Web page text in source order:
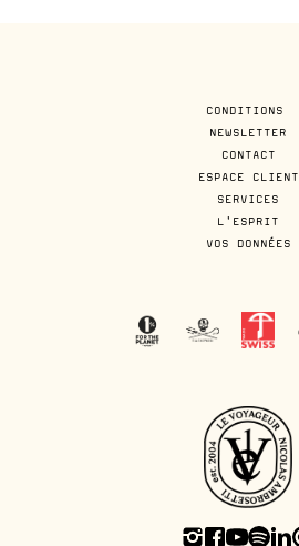
CONDITIONS
NEWSLETTER
CONTACT
ESPACE CLIENT
SERVICES
L'ESPRIT
VOS DONNÉES